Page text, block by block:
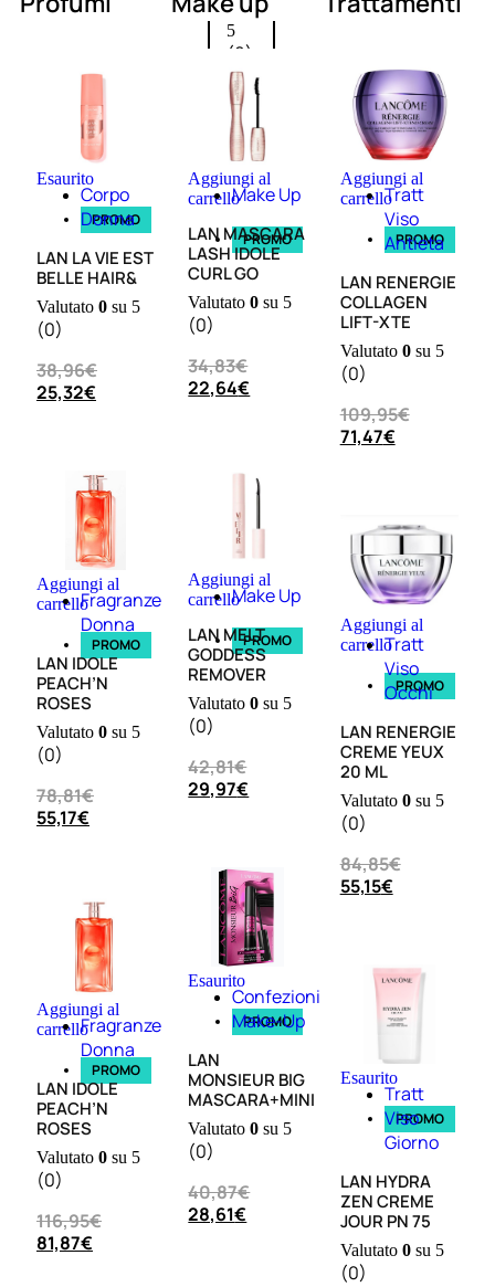
0 su
5
(0)
58,00
43,50
ESAURITO
Esaurito PROMO
Fragranze
L’OCCITANE
EDT
VERBENA
E
0su
5
(0)
58,00€
ESAURITO
Nature
Donna
VERBENA
1
Esaurito
PROMO
Corpo
Donna
LAN LA VIE EST
BELLE HAIR&
Valutato 0 su 5
(0)
38,96€
25,32€
Aggiungi al
carrello
PROMO
Fragranze
Donna
LAN IDOLE
PEACH’N
ROSES
Valutato 0 su 5
(0)
78,81€
55,17€
Aggiungi al
carrello
PROMO
Fragranze
Donna
LAN IDOLE
PEACH’N
ROSES
Valutato 0 su 5
(0)
116,95€
81,87€
Aggiungi al
carrello
PROMO
Make Up
LAN MASCARA
LASH IDOLE
CURL GO
Valutato0 su 5
(0)
34,83€
22,64€
Aggiungi al
carrello
PROMO
Make Up
LAN MELT
GODDESS
REMOVER
Valutato0 su 5
(0)
42,81€
29,97€
Esaurito
PROMO
Confezioni
Make-Up
LAN
MONSIEUR BIG
MASCARA+MINI
Valutato0 su 5
(0)
40,87€
28,61€
Aggiungi al
carrello
PROMO
Tratt
Viso
Antieta
LAN RENERGIE
COLLAGEN
LIFT-XTE
Valutato 0su 5
(0)
109,95€
71,47€
Aggiungi al
carrello
PROMO
Tratt
Viso
Occhi
LAN RENERGIE
CREME YEUX
20 ML
Valutato 0su 5
(0)
84,85€
55,15€
Esaurito
PROMO
Tratt
Viso
Giorno
LAN HYDRA
ZEN CREME
JOUR PN 75
Valutato 0su 5
(0)